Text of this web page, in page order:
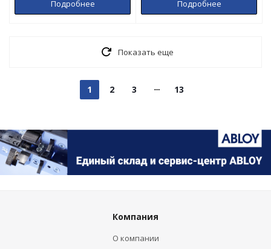
Подробнее Подробнее
Показать еще
1 2 3 13
Компания
О компании